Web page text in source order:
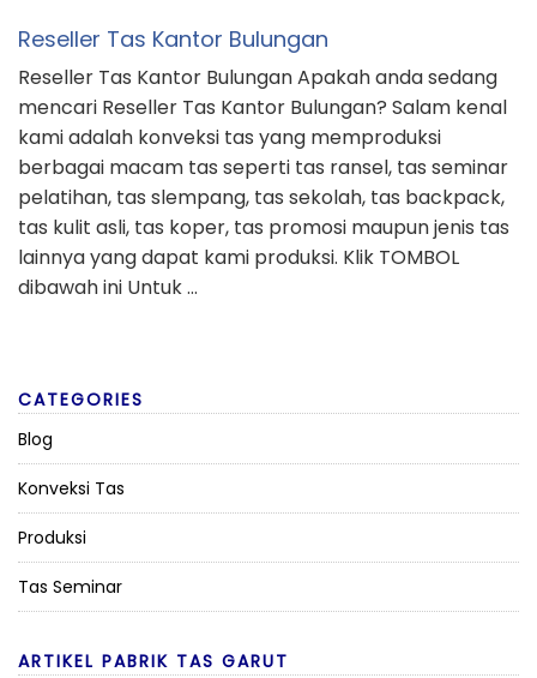
Reseller Tas Kantor Bulungan
Reseller Tas Kantor Bulungan Apakah anda sedang
mencari Reseller Tas Kantor Bulungan? Salam kenal
kami adalah konveksi tas yang memproduksi
berbagai macam tas seperti tas ransel, tas seminar
pelatihan, tas slempang, tas sekolah, tas backpack,
tas kulit asli, tas koper, tas promosi maupun jenis tas
lainnya yang dapat kami produksi. Klik TOMBOL
dibawah ini Untuk …
CATEGORIES
Blog
Konveksi Tas
Produksi
Tas Seminar
ARTIKEL PABRIK TAS GARUT